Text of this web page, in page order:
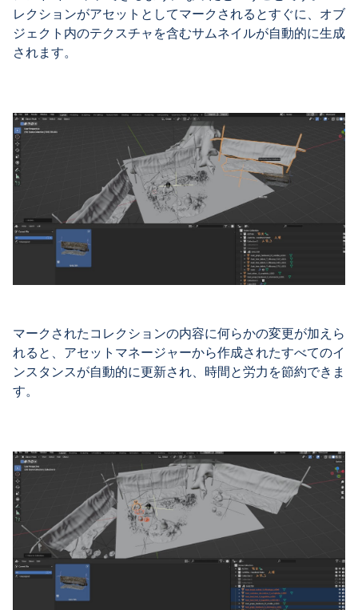
レクションがアセットとしてマークされるとすぐに、オブ
ジェクト内のテクスチャを含むサムネイルが自動的に生成
されます。
マークされたコレクションの内容に何らかの変更が加えら
れると、アセットマネージャーから作成されたすべてのイ
ンスタンスが自動的に更新され、時間と労力を節約できま
す。